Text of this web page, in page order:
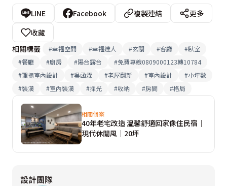
LINE Facebook 複製連結
更多
收藏
相關標籤
#幸福空間 #幸福達人 #玄關 #客廳 #臥室
#餐廳 #廚房 #陽台露台 #免費專線0809000123轉10784
#理揚室內設計 #吳函霖 #老屋翻新 #室內設計 #小坪數
#裝潢 #室內裝潢 #採光 #收納 #房間 #格局
相關個案
40年老宅改造 溫馨舒適回家像住民宿│
現代休閒風│20坪
設計團隊